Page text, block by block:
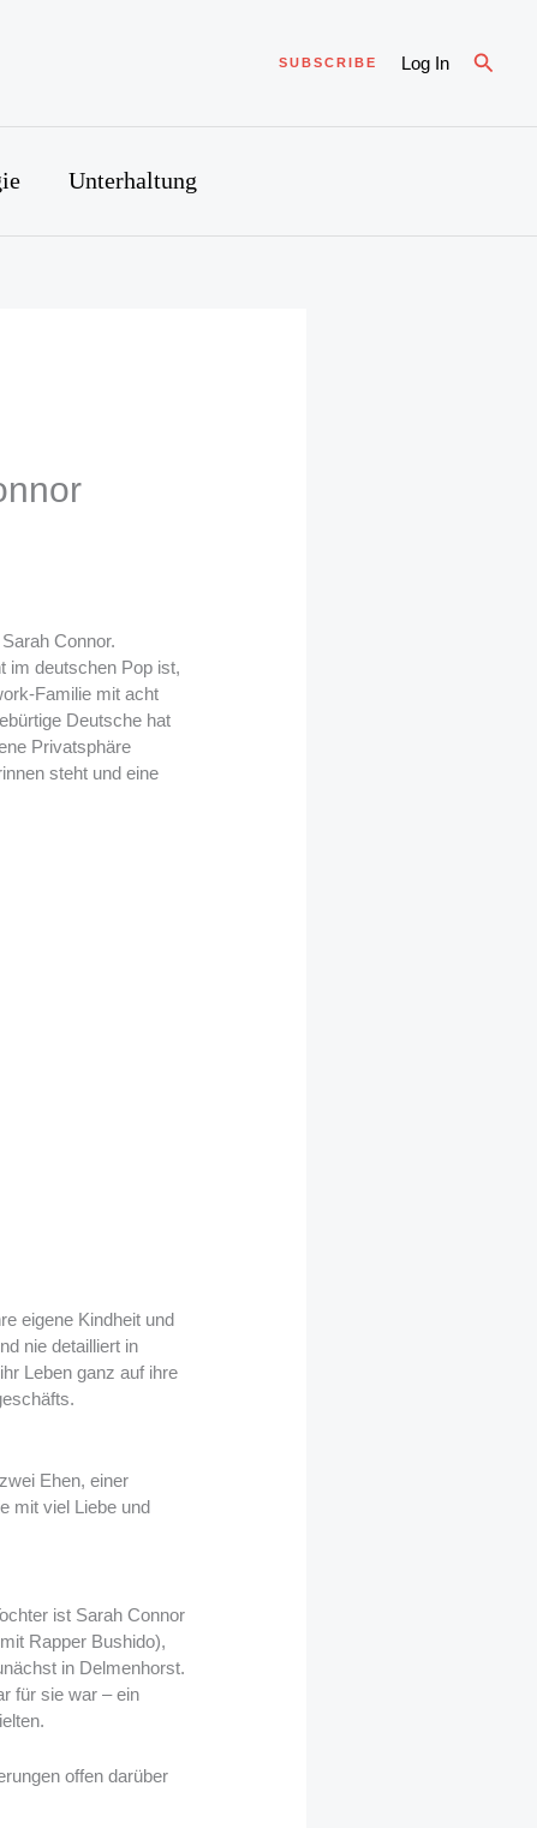
SUBSCRIBE Log In
Unterhaltung
Connor.
im deutschen Pop ist,
Familie mit acht
Deutsche hat
Privatsphäre
steht und eine
eigene Kindheit und
nie detailliert in
Leben ganz auf ihre
Ehen, einer
mit viel Liebe und
ist Sarah Connor
Rapper Bushido),
in Delmenhorst.
für sie war – ein
offen darüber